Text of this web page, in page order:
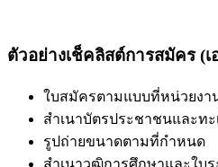
ตัวอย่างเช็คลิสต์การสมัคร (เ
ใบสมัครตามแบบที่หน่วยง
สำเนาบัตรประชาชนและท
รูปถ่ายขนาดตามที่กำหนด